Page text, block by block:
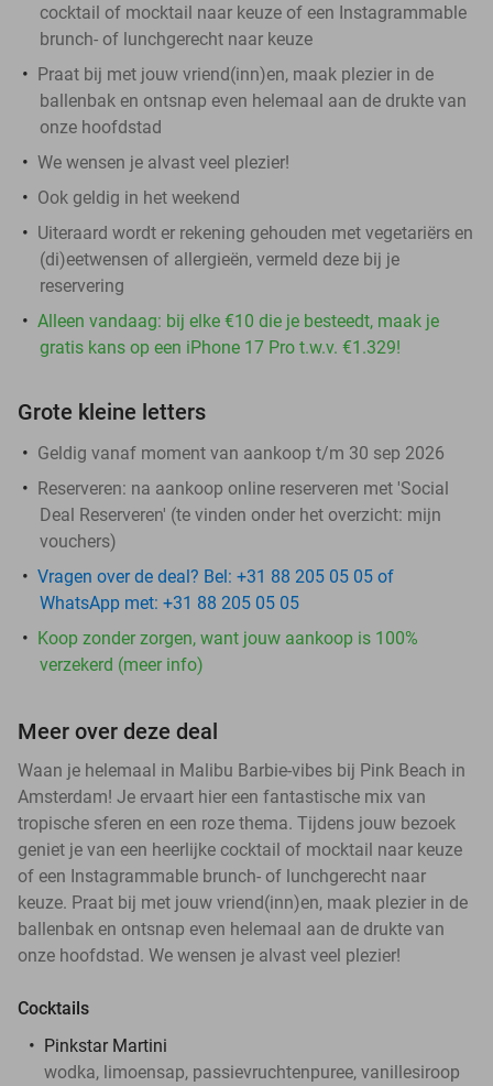
cocktail of mocktail naar keuze of een Instagrammable
brunch- of lunchgerecht naar keuze
Praat bij met jouw vriend(inn)en, maak plezier in de
ballenbak en ontsnap even helemaal aan de drukte van
onze hoofdstad
We wensen je alvast veel plezier!
Ook geldig in het weekend
Uiteraard wordt er rekening gehouden met vegetariërs en
(di)eetwensen of allergieën, vermeld deze bij je
reservering
Alleen vandaag: bij elke €10 die je besteedt, maak je
gratis kans op een iPhone 17 Pro t.w.v. €1.329!
Grote kleine letters
Geldig vanaf moment van aankoop t/m 30 sep 2026
Reserveren: na aankoop online reserveren met 'Social
Deal Reserveren' (te vinden onder het overzicht: mijn
vouchers)
Vragen over de deal? Bel: +31 88 205 05 05 of
WhatsApp met: +31 88 205 05 05
Koop zonder zorgen, want jouw aankoop is 100%
verzekerd (meer info)
Meer over deze deal
Waan je helemaal in Malibu Barbie-vibes bij Pink Beach in
Amsterdam! Je ervaart hier een fantastische mix van
tropische sferen en een roze thema. Tijdens jouw bezoek
geniet je van een heerlijke cocktail of mocktail naar keuze
of een Instagrammable brunch- of lunchgerecht naar
keuze. Praat bij met jouw vriend(inn)en, maak plezier in de
ballenbak en ontsnap even helemaal aan de drukte van
onze hoofdstad. We wensen je alvast veel plezier!
Cocktails
Pinkstar Martini
wodka, limoensap, passievruchtenpuree, vanillesiroop